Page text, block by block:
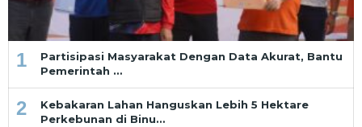
1
Partisipasi Masyarakat Dengan Data Akurat, Bantu
Pemerintah …
2
Kebakaran Lahan Hanguskan Lebih 5 Hektare
Perkebunan di Binu…